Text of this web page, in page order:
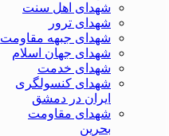
شهدای اهل سنت
شهدای ترور
شهدای جبهه مقاومت
شهدای جهان اسلام
شهدای خدمت
شهدای کنسولگری
ایران در دمشق
شهدای مقاومت
بحرین